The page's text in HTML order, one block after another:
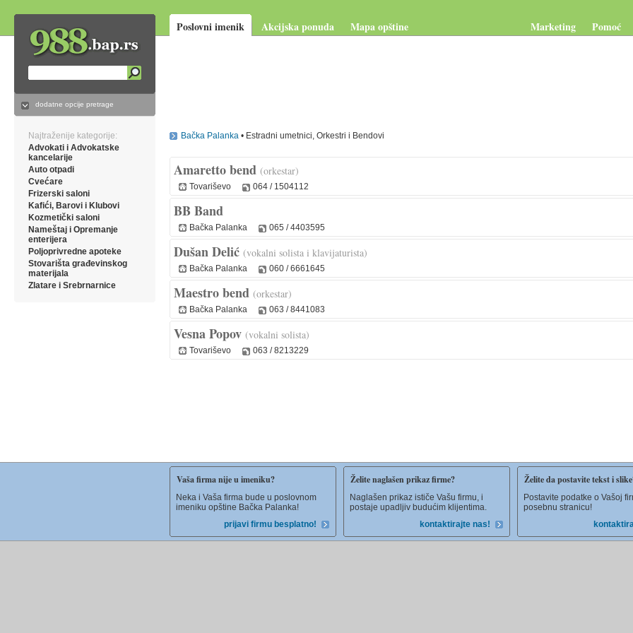
988.bap.rs
dodatne opcije pretrage
Najtraženije kategorije:
Advokati i Advokatske
kancelarije
Auto otpadi
Cvećare
Frizerski saloni
Kafići, Barovi i Klubovi
Kozmetički saloni
Nameštaj i Opremanje
enterijera
Poljoprivredne apoteke
Stovarišta građevinskog
materijala
Zlatare i Srebrnarnice
Poslovni imenik Akcijska ponuda Mapa opštine Marketing Pomoć
Bačka Palanka • Estradni umetnici, Orkestri i Bendovi
Amaretto bend (orkestar)
Tovariševo 064 / 1504112
BB Band
Bačka Palanka 065 / 4403595
Dušan Delić (vokalni solista i klavijaturista)
Bačka Palanka 060 / 6661645
Maestro bend (orkestar)
Bačka Palanka 063 / 8441083
Vesna Popov (vokalni solista)
Tovariševo 063 / 8213229
Vaša firma nije u imeniku?
Neka i Vaša firma bude u poslovnom
imeniku opštine Bačka Palanka!
prijavi firmu besplatno!
Želite naglašen prikaz firme?
Naglašen prikaz ističe Vašu firmu, i
postaje upadljiv budućim klijentima.
kontaktirajte nas!
Želite da postavite tekst i
Postavite podatke o Vašoj
posebnu stranicu!